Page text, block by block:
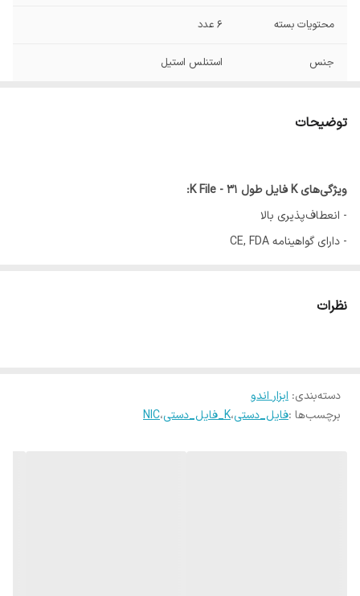
محتویات بسته 6 عدد
جنس استنلس استیل
توضیحات
ویژگی‌های K فایل طول 31 - K File:
- انعطاف‌پذیری بالا
- دارای گواهینامه CE, FDA
نظرات
دسته‌بندی: ابزار اندو
برچسب‌ها :فایل_دستی،K_فایل_دستی ،NIC